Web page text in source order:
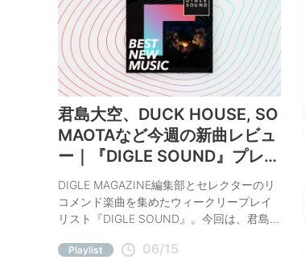
君島大空、DUCK HOUSE, SO
MAOTAなど今週の新曲レビュ
ー｜『DIGLE SOUND』プレイ
リスト全40曲更新
DIGLE MAGAZINE編集部とセレクターのリ
コメンド楽曲を集めたウィークリープレイ
リスト『DIGLE SOUND』。今回は、君島大
A」など、今週の注目曲をコメント付きでご
Playlist 06/15